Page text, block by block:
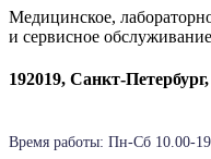
Медицинское,
и сервисное
192019, Санкт-
Время работы: Пн-Cб 10.00-